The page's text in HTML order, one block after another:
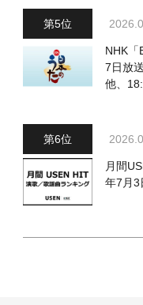
NHK「
7日放
他、
月間
年7月3